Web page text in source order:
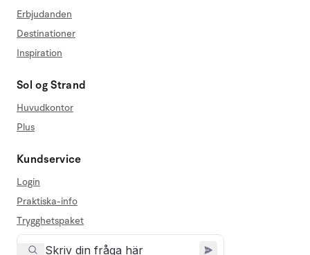
Erbjudanden
Destinationer
Inspiration
Sol og Strand
Huvudkontor
Plus
Kundservice
Login
Praktiska-info
Trygghetspaket